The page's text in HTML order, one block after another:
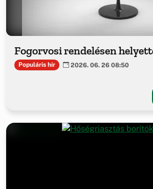
Fogorvosi rendelésen
Populáris hír 2026. 06. 26 08:50